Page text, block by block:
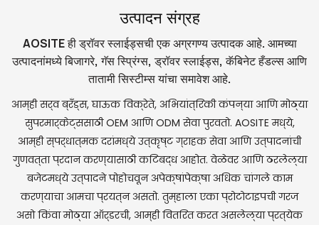
उत्पादन संग्रह
AOSITE ही ड्रॉवर स्लाईड्सची एक अग्रगण्य उत्पादक आहे. आमच्या
उत्पादनांमध्ये बिजागरे, गॅस स्प्रिंग्स, ड्रॉवर स्लाईड्स, कॅबिनेट हँडल्स आणि
तातामी सिस्टीम्स यांचा समावेश आहे.
आम्ही सर्व ब्रँड्स, घाऊक विक्रेते, अभियांत्रिकी कंपन्या आणि मोठ्या
सुपरमार्केट्ससाठी OEM आणि ODM सेवा पुरवतो. AOSITE मध्ये,
आम्ही स्पर्धात्मक दरांमध्ये उत्कृष्ट ग्राहक सेवा आणि उत्पादनांची
गुणवत्ता प्रदान करण्यासाठी कटिबद्ध आहोत. वेळेवर आणि ठरलेल्या
बजेटमध्ये उत्पादने पोहोचवून अपेक्षांपेक्षा अधिक चांगले काम
करण्याचा आमचा प्रयत्न असतो. तुम्हाला एका प्रोटोटाइपची गरज
असो किंवा मोठ्या ऑर्डरची, आम्ही वितरित करत असलेल्या प्रत्येक